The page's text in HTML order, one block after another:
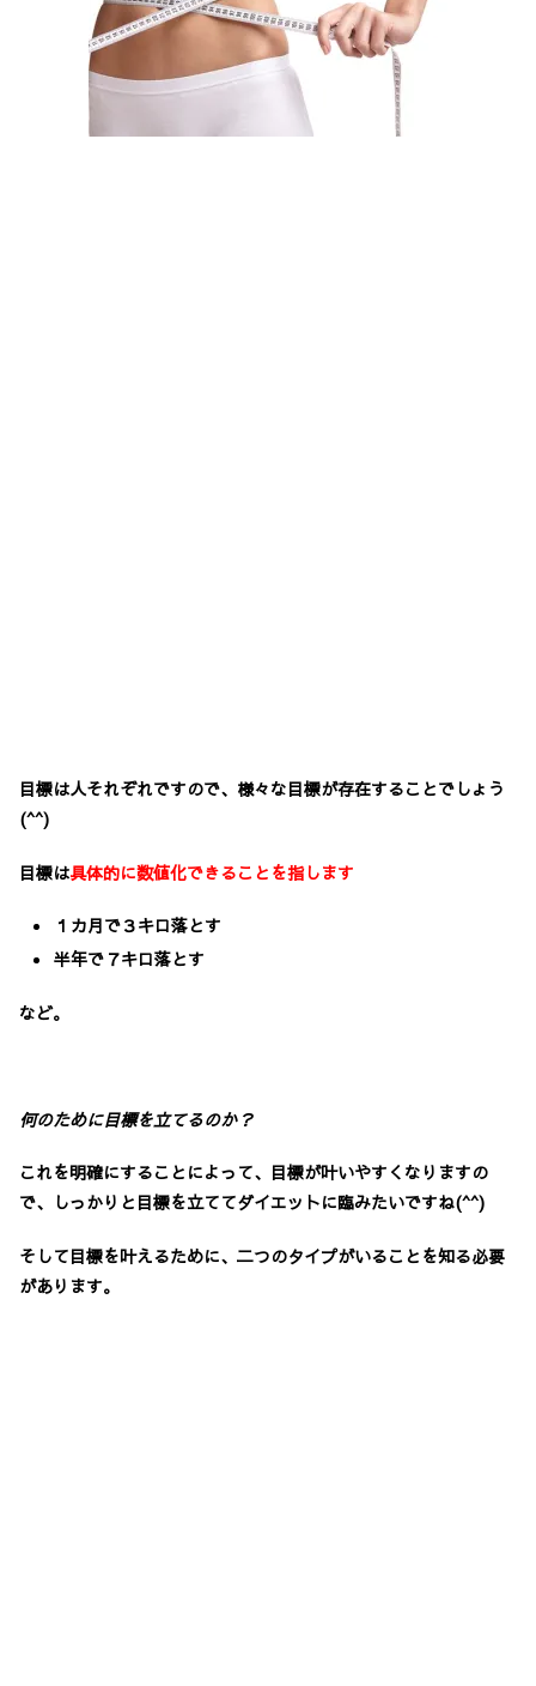
目標は人それぞれですので、様々な目標が存在することでしょう
(^^)
目標は具体的に数値化できることを指します
１カ月で３キロ落とす
半年で７キロ落とす
など。
何のために目標を立てるのか？
これを明確にすることによって、目標が叶いやすくなりますの
で、しっかりと目標を立ててダイエットに臨みたいですね(^^)
そして目標を叶えるために、二つのタイプがいることを知る必要
があります。